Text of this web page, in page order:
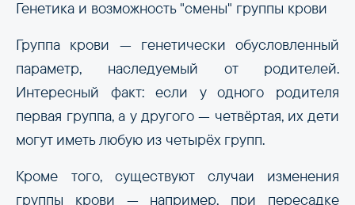
Генетика и возможность "смены" группы крови
Группа крови — генетически обусловленный
параметр, наследуемый от родителей.
Интересный факт: если у одного родителя
первая группа, а у другого — четвёртая, их дети
могут иметь любую из четырёх групп.
Кроме того, существуют случаи изменения
группы крови — например, при пересадке